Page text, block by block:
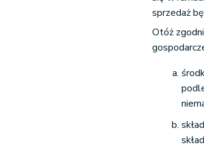
sprzedaż
Otóż